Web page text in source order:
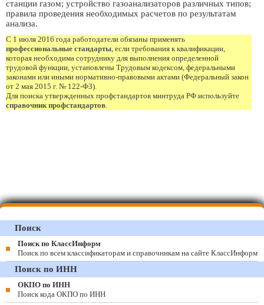
станции газом; устройство газоанализаторов различных типов;
правила проведения необходимых расчетов по результатам
анализа.
С 1 июля 2016 года работодатели обязаны применять
профессиональные стандарты, если требования к квалификации,
которая необходима сотруднику для выполнения определенной
трудовой функции, установлены Трудовым кодексом, федеральными
законами или иными нормативно-правовыми актами (Федеральный закон
от 2 мая 2015 г. № 122-ФЗ).
Для поиска утвержденных профстандартов минтруда РФ используйте
справочник профстандартов.
Поиск
Поиск по КлассИнформ
Поиск по всем классификаторам и справочникам на сайте КлассИнформ
Поиск по ИНН
ОКПО по ИНН
Поиск кода ОКПО по ИНН